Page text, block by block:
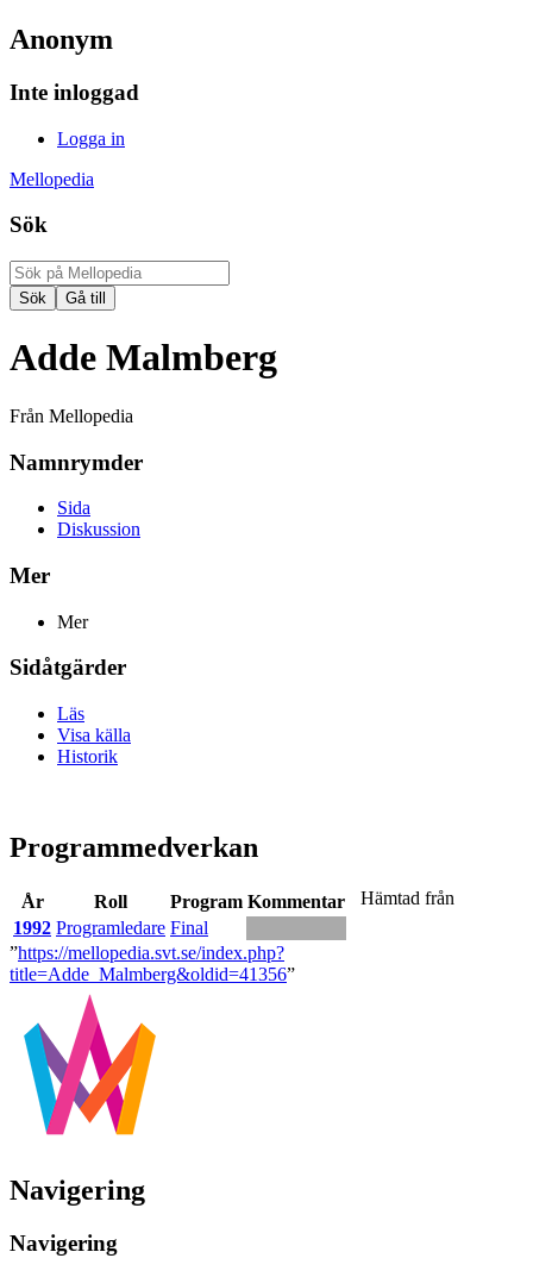
Anonym
Inte inloggad
Logga in
Mellopedia
Sök
Adde Malmberg
Från Mellopedia
Namnrymder
Sida
Diskussion
Mer
Mer
Sidåtgärder
Läs
Visa källa
Historik
Programmedverkan
År Roll Program Kommentar
1992 Programledare Final
Hämtad från
”https://mellopedia.svt.se/index.php?
title=Adde_Malmberg&oldid=41356”
Navigering
Navigering